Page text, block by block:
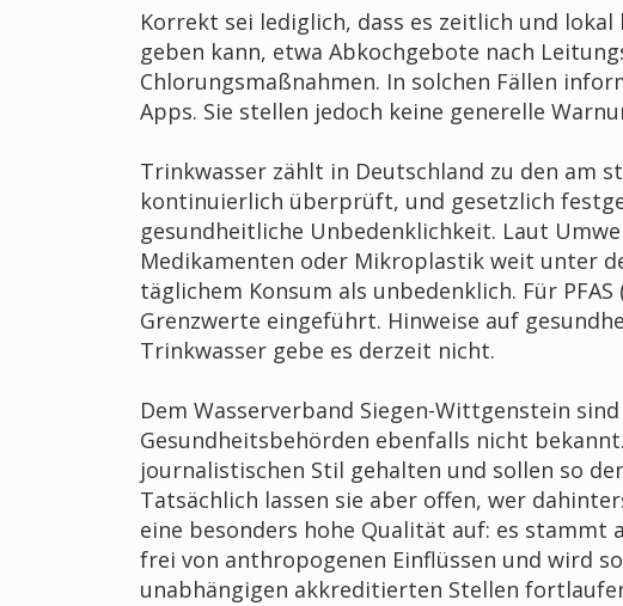
Korrekt sei lediglich, dass es zeitlich und
geben kann, etwa Abkochgebote nach
Chlorungsmaßnahmen. In solchen Fällen
Apps. Sie stellen jedoch keine generelle
Trinkwasser zählt in Deutschland zu den am
kontinuierlich überprüft, und gesetzlich
gesundheitliche Unbedenklichkeit. Laut
Medikamenten oder Mikroplastik weit unter
täglichem Konsum als unbedenklich. Für
Grenzwerte eingeführt. Hinweise auf
Trinkwasser gebe es derzeit nicht.
Dem Wasserverband Siegen-Wittgenstein
Gesundheitsbehörden ebenfalls nicht
journalistischen Stil gehalten und sollen so
Tatsächlich lassen sie aber offen, wer
eine besonders hohe Qualität auf: es stammt
frei von anthropogenen Einflüssen und wird
unabhängigen akkreditierten Stellen